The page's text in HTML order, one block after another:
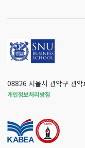
08826 서울시 관악구 관
개인정보처리방침